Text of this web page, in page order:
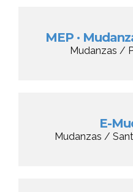
MEP ·
Mudanzas /
E-
Mudanzas /